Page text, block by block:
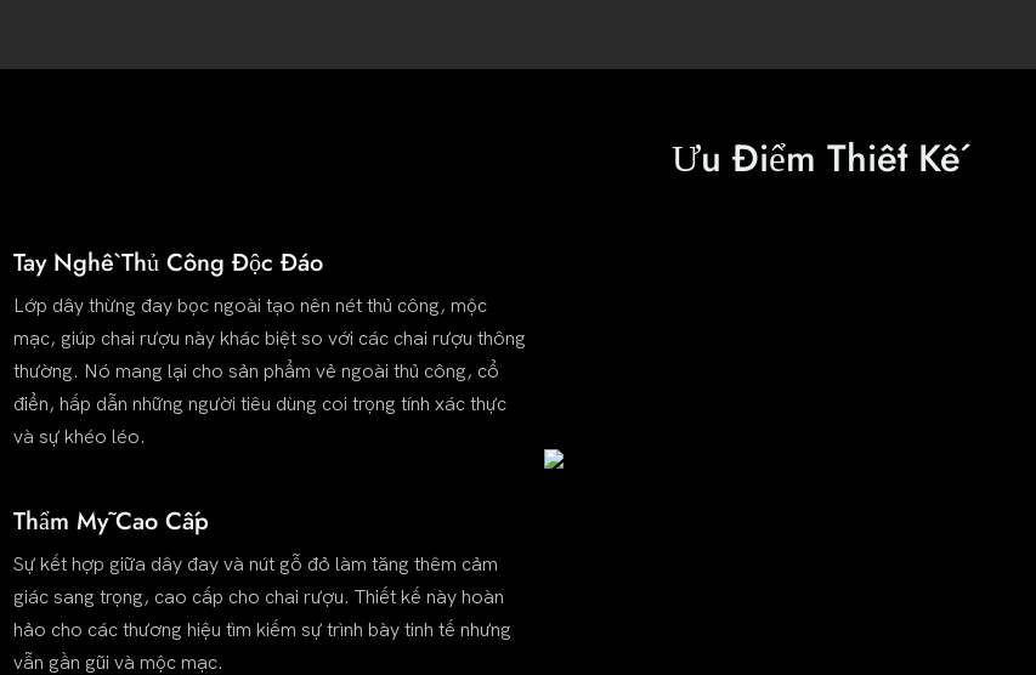
Ưu Điểm Thiết Kế
Tay Nghề Thủ Công Độc Đáo
Lớp dây thừng đay bọc ngoài tạo nên nét thủ công, mộc
mạc, giúp chai rượu này khác biệt so với các chai rượu thông
thường. Nó mang lại cho sản phẩm vẻ ngoài thủ công, cổ
điển, hấp dẫn những người tiêu dùng coi trọng tính xác thực
và sự khéo léo.
Thẩm Mỹ Cao Cấp
Sự kết hợp giữa dây đay và nút gỗ đỏ làm tăng thêm cảm
giác sang trọng, cao cấp cho chai rượu. Thiết kế này hoàn
hảo cho các thương hiệu tìm kiếm sự trình bày tinh tế nhưng
vẫn gần gũi và mộc mạc.